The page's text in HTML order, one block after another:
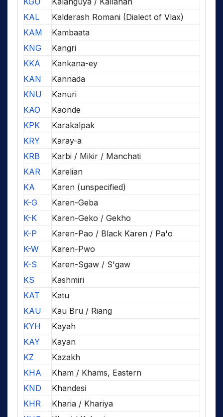
KAL
Kalderash Romani (Dialect of Vlax)
KAM
Kambaata
KNG
Kangri
KKA
Kankana-ey
KAN
Kannada
KNU
Kanuri
KAO
Kaonde
KPK
Karakalpak
KRY
Karay-a
KRB
Karbi / Mikir / Manchati
KAR
Karelian
KA
Karen (unspecified)
K-G
Karen-Geba
K-K
Karen-Geko / Gekho
K-P
Karen-Pao / Black Karen / Pa'o
K-W
Karen-Pwo
K-S
Karen-Sgaw / S'gaw
KS
Kashmiri
KAT
Katu
KAU
Kau Bru / Riang
KYH
Kayah
KAY
Kayan
KZ
Kazakh
KHA
Kham / Khams, Eastern
KND
Khandesi
KHR
Kharia / Khariya